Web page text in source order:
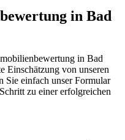
in Bad
in Bad
Einschätzung von unseren
Sie einfach unser Formular
zu einer erfolgreichen